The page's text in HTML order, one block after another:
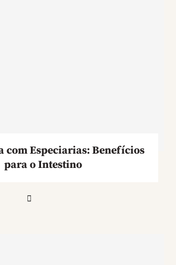
com Especiarias: Benefícios
para o Intestino